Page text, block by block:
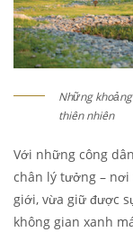
Những
thiên nhiên
Với những công
chân lý tưởng –
giới, vừa giữ được
không gian xanh